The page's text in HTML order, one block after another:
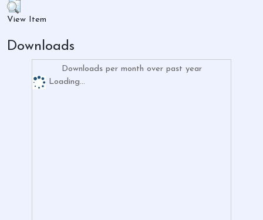
View Item
Downloads
Downloads per month over past year
Loading...